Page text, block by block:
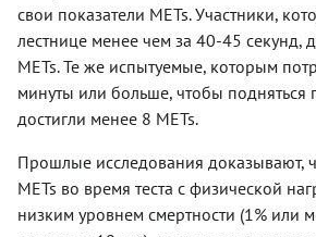
свои показатели METs. Участники,
лестнице менее чем за 40-45 секунд,
METs. Те же испытуемые, которым
минуты или больше, чтобы подняться
достигли менее 8 METs.
Прошлые исследования доказывают,
METs во время теста с физической
низким уровнем смертности (1% или